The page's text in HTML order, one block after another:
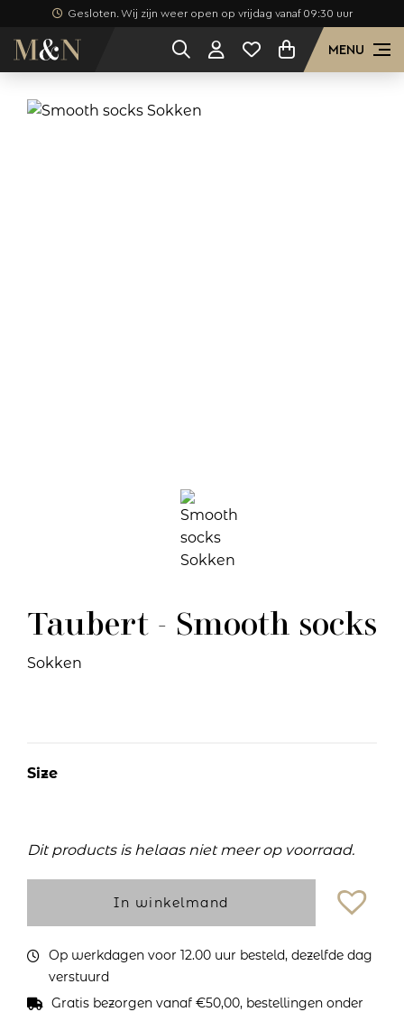
Gesloten. Wij zijn weer open op vrijdag vanaf 09:30 uur
MENU
Taubert - Smooth socks
Sokken
Size
Dit products is helaas niet meer op voorraad.
In winkelmand
Op werkdagen voor 12.00 uur besteld, dezelfde dag
verstuurd
Gratis bezorgen vanaf €50,00, bestellingen onder